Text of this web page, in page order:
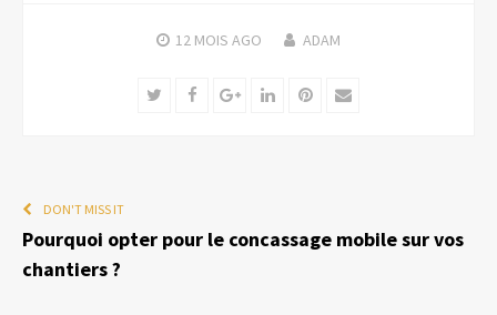
12 MOIS AGO ADAM
TwitterFacebookGoogle+LinkedInPinterest
Email
DON'T MISS IT
Pourquoi opter pour le concassage mobile sur vos
chantiers ?